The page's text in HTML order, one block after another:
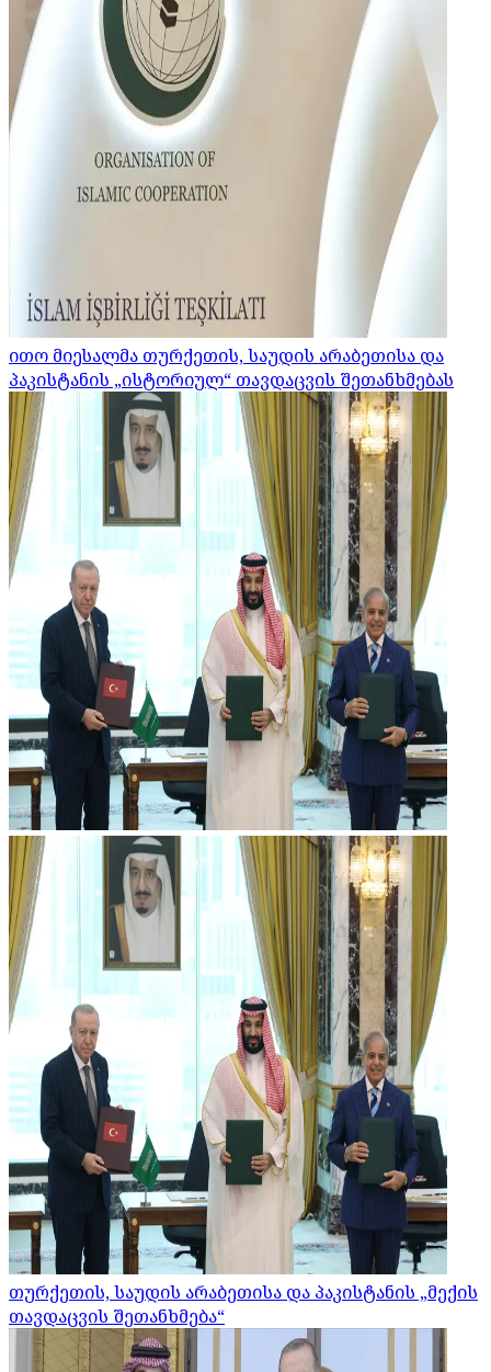
ითო მიესალმა თურქეთის, საუდის არაბეთისა და
პაკისტანის „ისტორიულ“ თავდაცვის შეთანხმებას
თურქეთის, საუდის არაბეთისა და პაკისტანის „მექის
თავდაცვის შეთანხმება“